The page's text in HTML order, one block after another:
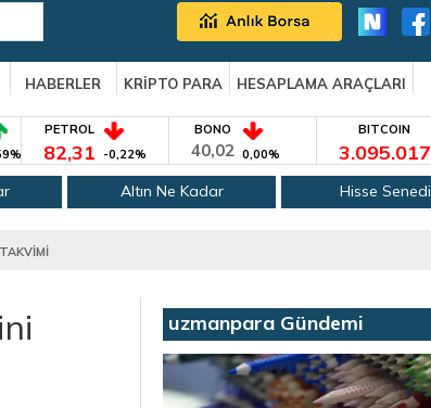
HABERLER KRİPTO PARA
HESAPLAMA ARAÇLARI
PETROL
82,31 -0,22%
BONO
40,02 0,00%
BITCOIN
3.095.017
Altın Ne Kadar Hisse Senedi
uzmanpara Gündemi